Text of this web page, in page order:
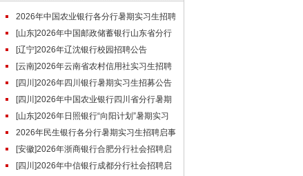
2026年中国农业银行各分行暑期实习生招聘
公告汇总
[山东]2026年中国邮政储蓄银行山东省分行
暑期实习生招聘公告
[辽宁]2026年辽沈银行校园招聘公告
[云南]2026年云南省农村信用社实习生招聘
公告[四川]2026年四川银行暑期实习生招募公告
[四川]2026年中国农业银行四川省分行暑期
实习生招募公告
[山东]2026年日照银行“向阳计划”暑期实习
生招聘公告
2026年民生银行各分行暑期实习生招聘启事
汇总[安徽]2026年浙商银行合肥分行社会招聘启
事
[四川]2026年中信银行成都分行社会招聘启